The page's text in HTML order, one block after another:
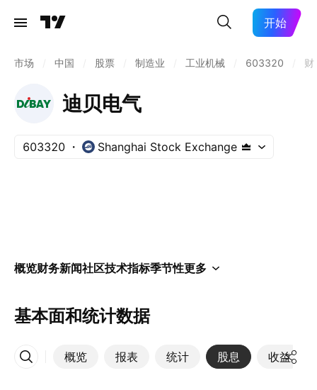
开始
市场 中国 股票 制造业 工业机械 603320 财
迪贝电气
603320 Shanghai Stock Exchange
概览财务新闻社区技术指标季节性更多
基本面和统计数据
概览 报表 统计 股息 收益
更多